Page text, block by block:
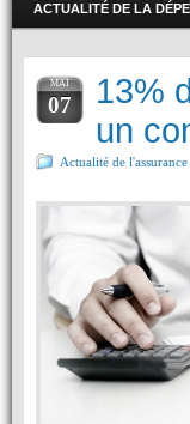
ACTUALITÉ DE LA
MAI
07
13%
un
Actualité de